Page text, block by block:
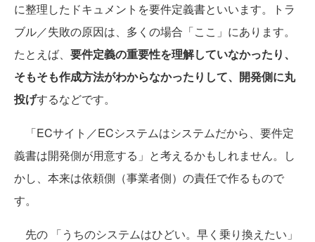
に整理したドキュメントを要件定義書といいます。トラ
ブル／失敗の原因は、多くの場合「ここ」にあります。
たとえば、 要件定義の重要性を理解していなかったり、
そもそも作成方法がわからなかったりして、開発側に丸
投げするなどです。
「ECサイト／ECシステムはシステムだから、要件定
義書は開発側が用意する」と考えるかもしれません。し
かし、本来は依頼側（事業者側）の責任で作るもので
す。
先の 「うちのシステムはひどい。早く乗り換えたい」